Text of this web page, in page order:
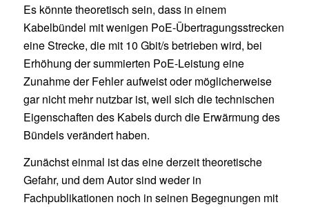
Es könnte theoretisch sein, dass in einem
Kabelbündel mit wenigen PoE-Übertragungsstrecken
eine Strecke, die mit 10 Gbit/s betrieben wird, bei
Erhöhung der summierten PoE-Leistung eine
Zunahme der Fehler aufweist oder möglicherweise
gar nicht mehr nutzbar ist, weil sich die technischen
Eigenschaften des Kabels durch die Erwärmung des
Bündels verändert haben.
Zunächst einmal ist das eine derzeit theoretische
Gefahr, und dem Autor sind weder in
Fachpublikationen noch in seinen Begegnungen mit